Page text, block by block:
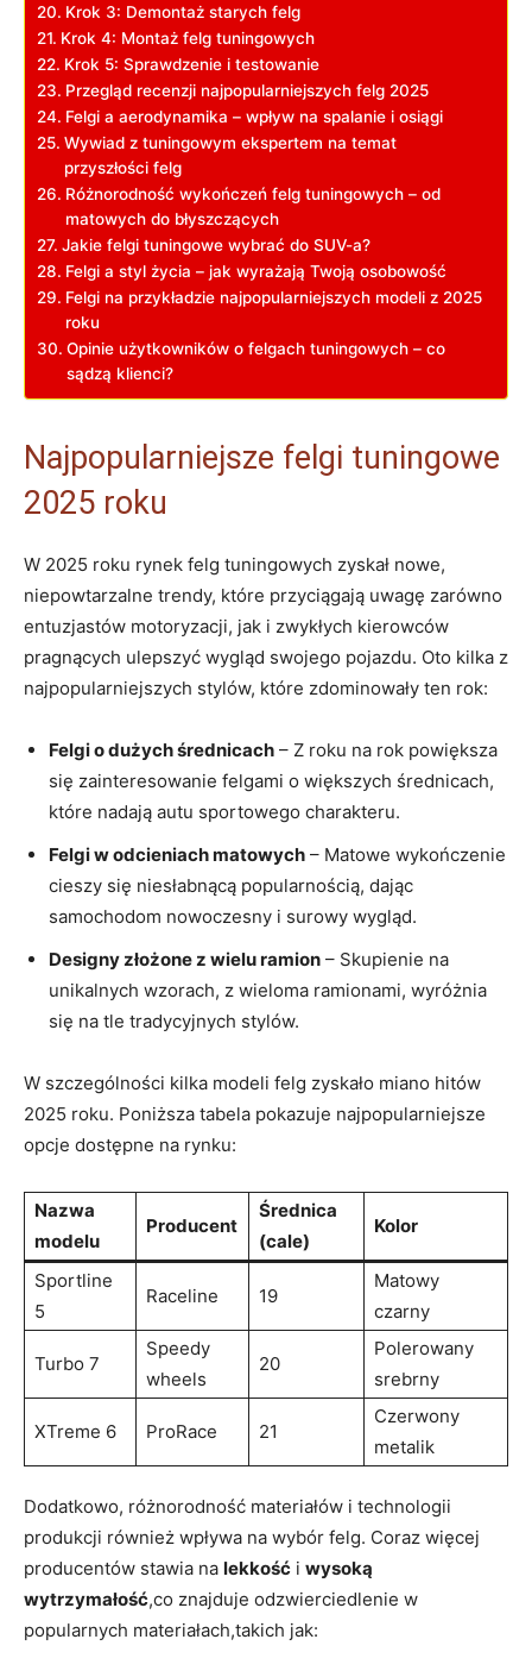
Krok 3: Demontaż starych felg
Krok 4: Montaż felg tuningowych
Krok 5: Sprawdzenie i testowanie
Przegląd recenzji najpopularniejszych felg 2025
Felgi a aerodynamika – wpływ na spalanie i osiągi
Wywiad z tuningowym ekspertem na temat
przyszłości felg
Różnorodność wykończeń felg tuningowych – od
matowych do błyszczących
Jakie felgi tuningowe wybrać do SUV-a?
Felgi a styl życia – jak wyrażają Twoją osobowość
Felgi na przykładzie najpopularniejszych modeli z 2025
roku
Opinie użytkowników o felgach tuningowych – co
sądzą klienci?
Najpopularniejsze felgi tuningowe
2025 roku
W 2025 roku rynek felg tuningowych zyskał nowe,
niepowtarzalne trendy, które przyciągają uwagę zarówno
entuzjastów motoryzacji, jak i zwykłych kierowców
pragnących ulepszyć wygląd swojego pojazdu. Oto kilka z
najpopularniejszych stylów, które zdominowały ten rok:
Felgi o dużych średnicach – Z roku na rok powiększa
się zainteresowanie felgami o większych średnicach,
które nadają autu sportowego charakteru.
Felgi w odcieniach matowych – Matowe wykończenie
cieszy się niesłabnącą popularnością, dając
samochodom nowoczesny i surowy wygląd.
Designy złożone z wielu ramion – Skupienie na
unikalnych wzorach, z wieloma ramionami, wyróżnia
się na tle tradycyjnych stylów.
W szczególności kilka modeli felg zyskało miano hitów
2025 roku. Poniższa tabela pokazuje najpopularniejsze
opcje dostępne na rynku:
Nazwa
modelu
Producent
Średnica
(cale)
Kolor
Sportline
5
Raceline 19
Matowy
czarny
Turbo 7
Speedy
wheels
20
Polerowany
srebrny
XTreme 6 ProRace 21
Czerwony
metalik
Dodatkowo, różnorodność materiałów i technologii
produkcji również wpływa na wybór felg. Coraz więcej
producentów stawia na lekkość i wysoką
wytrzymałość,co znajduje odzwierciedlenie w
popularnych materiałach,takich jak: